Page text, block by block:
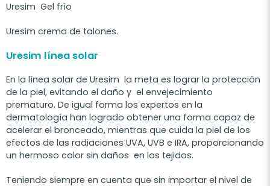
Uresim Gel frìo
Uresim crema de talones.
Uresim línea solar
En la línea solar de Uresim la meta es lograr la protección
de la piel, evitando el daño y el envejecimiento
prematuro. De igual forma los expertos en la
dermatología han logrado obtener una forma capaz de
acelerar el bronceado, mientras que cuida la piel de los
efectos de las radiaciones UVA, UVB e IRA, proporcionando
un hermoso color sin daños en los tejidos.
Teniendo siempre en cuenta que sin importar el nivel de